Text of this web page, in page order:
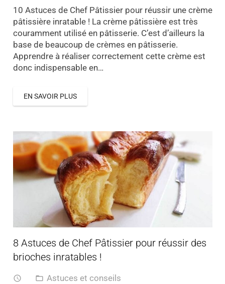
10 Astuces de Chef Pâtissier pour réussir une crème
pâtissière inratable ! La crème pâtissière est très
couramment utilisé en pâtisserie. C’est d’ailleurs la
base de beaucoup de crèmes en pâtisserie.
Apprendre à réaliser correctement cette crème est
donc indispensable en…
EN SAVOIR PLUS
8 Astuces de Chef Pâtissier pour réussir des
brioches inratables !
access_time folder_open Astuces et conseils